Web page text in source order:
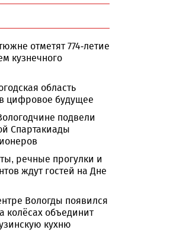
отметят 774-летие
кузнечного
область
цифровое будущее
подвели
Спартакиады
речные прогулки и
ждут гостей на Дне
Вологды появился
колёсах объединит
кухню